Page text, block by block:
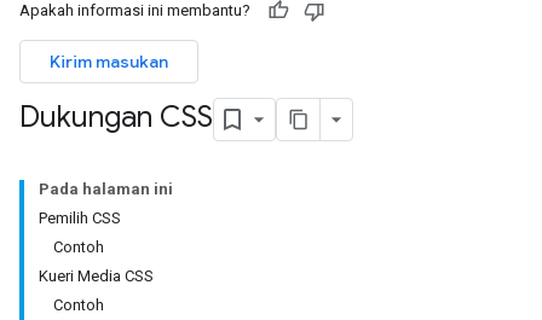
Apakah informasi ini membantu?
Kirim masukan
Dukungan CSS
Pada halaman ini
Pemilih CSS
Contoh
Kueri Media CSS
Contoh